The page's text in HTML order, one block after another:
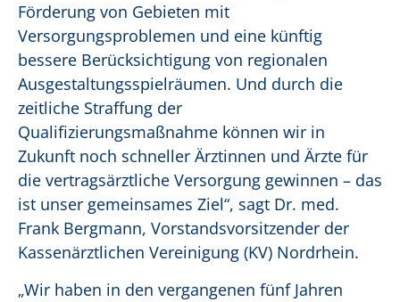
Förderung von Gebieten mit
Versorgungsproblemen und eine künftig
bessere Berücksichtigung von regionalen
Ausgestaltungsspielräumen. Und durch die
zeitliche Straffung der
Qualifizierungsmaßnahme können wir in
Zukunft noch schneller Ärztinnen und Ärzte für
die vertragsärztliche Versorgung gewinnen – das
ist unser gemeinsames Ziel“, sagt Dr. med.
Frank Bergmann, Vorstandsvorsitzender der
Kassenärztlichen Vereinigung (KV) Nordrhein.
„Wir haben in den vergangenen fünf Jahren